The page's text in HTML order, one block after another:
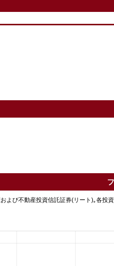
よび不動産投資信託証券(リート)｡各